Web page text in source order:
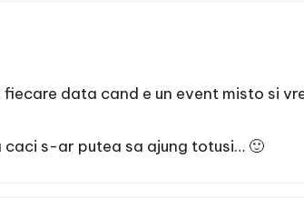
data cand e un event misto si
s-ar putea sa ajung totusi… 🙂